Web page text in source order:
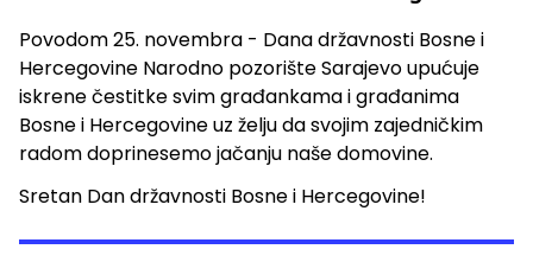
Povodom 25. novembra - Dana državnosti Bosne i
Hercegovine Narodno pozorište Sarajevo upućuje
iskrene čestitke svim građankama i građanima
Bosne i Hercegovine uz želju da svojim zajedničkim
radom doprinesemo jačanju naše domovine.
Sretan Dan državnosti Bosne i Hercegovine!